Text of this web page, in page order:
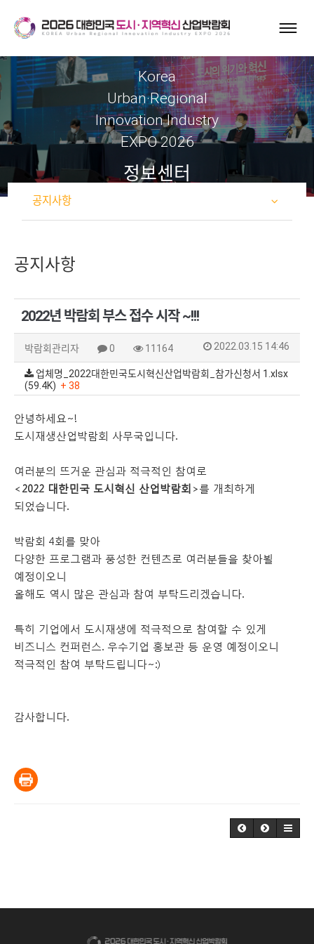
Korea
Urban·Regional
Innovation Industry
EXPO 2026
정보센터
공지사항
공지사항
2022년 박람회 부스 접수 시작 ~!!!
박람회관리자 0 11164 2022.03.15 14:46
업체명_2022대한민국도시혁신산업박람회_참가신청서 1.xlsx
(59.4K) + 38
안녕하세요~!
도시재생산업박람회 사무국입니다.
여러분의 뜨거운 관심과 적극적인 참여로
< 2022 대한민국 도시혁신 산업박람회 >를 개최하게
되었습니다.
박람회 4회를 맞아
다양한 프로그램과 풍성한 컨텐츠로 여러분들을 찾아뵐
예정이오니
올해도 역시 많은 관심과 참여 부탁드리겠습니다.
특히 기업에서 도시재생에 적극적으로 참여할 수 있게
비즈니스 컨퍼런스. 우수기업 홍보관 등 운영 예정이오니
적극적인 참여 부탁드립니다~:)
감사합니다.